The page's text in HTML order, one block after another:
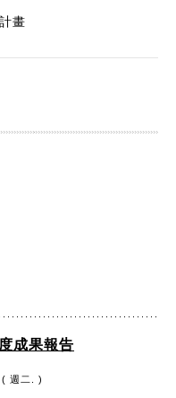
畫
成果報告
週二. )